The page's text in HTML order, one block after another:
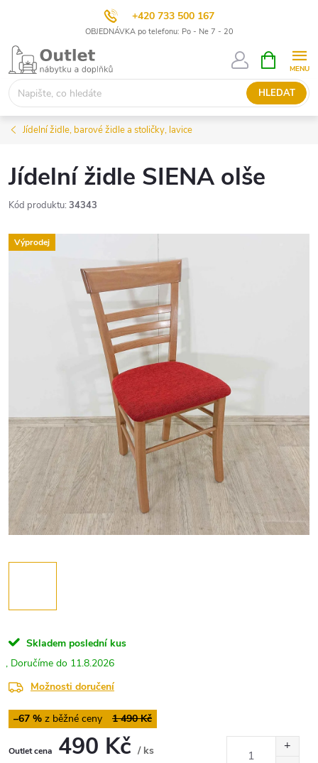
+420 733 500 167
OBJEDNÁVKA po telefonu: Po - Ne 7 - 20
Přejít
obsah
HLEDAT
NÁKUPNÍ
KOŠÍK
Jídelní židle, barové židle a stoličky, lavice
Jídelní židle SIENA olše
Kód produktu: 34343
Výprodej
Skladem poslední kus
11.8.2026
Možnosti doručení
1 490 Kč
–67 %
490 Kč / ks